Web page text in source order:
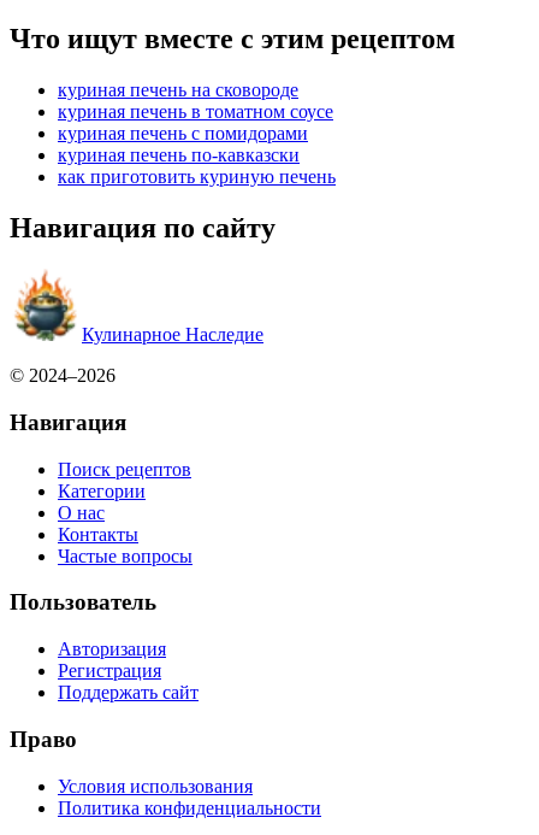
Что ищут вместе с этим рецептом
куриная печень на сковороде
куриная печень в томатном соусе
куриная печень с помидорами
куриная печень по-кавказски
как приготовить куриную печень
Навигация по сайту
Кулинарное Наследие
© 2024–2026
Навигация
Поиск рецептов
Категории
О нас
Контакты
Частые вопросы
Пользователь
Авторизация
Регистрация
Поддержать сайт
Право
Условия использования
Политика конфиденциальности